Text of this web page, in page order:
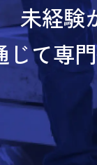
未経験
じて専